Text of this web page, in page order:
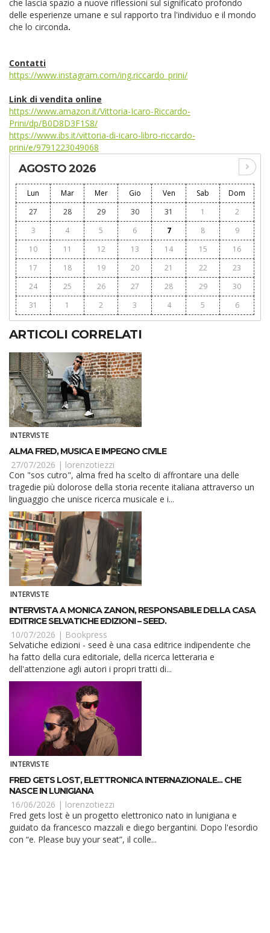
che lascia spazio a nuove riflessioni sul significato profondo
delle esperienze umane e sul rapporto tra l'individuo e il mondo
che lo circonda.
Contatti
https://www.instagram.com/ing.riccardo_prini/
Link di vendita online
https://www.amazon.it/Vittoria-Icaro-Riccardo-
Prini/dp/B0D8D3F1S8/
https://www.ibs.it/vittoria-di-icaro-libro-riccardo-
prini/e/9791223049068
AGOSTO 2026
Lun Mar Mer Gio Ven Sab
Dom
27
28 29 30 31 1
2
3
4 5 6 7 8
9
10
11 12 13 14 15
16
17
18 19 20 21 22
23
24
25 26 27 28 29
30
31
1 2 3 4 5 6
ARTICOLI CORRELATI
INTERVISTE
ALMA FRED, MUSICA E IMPEGNO CIVILE
27/07/2026 | lorenzotiezzi
Con "sos cutro", alma fred ha scelto di affrontare una delle
tragedie più dolorose della storia recente italiana attraverso un
linguaggio che unisce ricerca musicale e i...
INTERVISTE
INTERVISTA A MONICA ZANON, RESPONSABILE DELLA CASA
EDITRICE SELVATICHE EDIZIONI – SEED.
10/07/2026 | Bookpress
Selvatiche edizioni - seed è una casa editrice indipendente che
ha fatto della cura editoriale, della ricerca letteraria e
dell'attenzione agli autori i propri tratti di...
INTERVISTE
FRED GETS LOST, ELETTRONICA INTERNAZIONALE... CHE
NASCE IN LUNIGIANA
16/06/2026 | lorenzotiezzi
Fred gets lost è un progetto elettronico nato in lunigiana e
guidato da francesco mazzali e diego bergantini. Dopo l'esordio
con “e. Please buy your seat”, il colle...